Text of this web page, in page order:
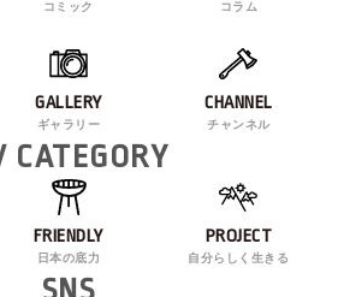
コミック コラム
GALLERY
ギャラリー
CHANNEL
チャンネル
CATEGORY
FRIENDLY
日本の底力
PROJECT
自分らしく生きる